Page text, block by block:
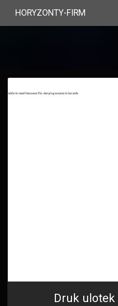
HORYZONTY-FIRM
Druk ulotek